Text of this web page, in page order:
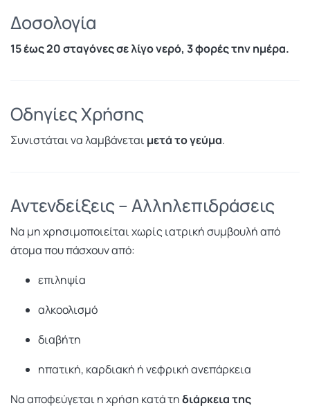
Δοσολογία
15 έως 20 σταγόνες σε λίγο νερό, 3 φορές την ημέρα.
Οδηγίες Χρήσης
Συνιστάται να λαμβάνεται μετά το γεύμα.
Αντενδείξεις – Αλληλεπιδράσεις
Να μη χρησιμοποιείται χωρίς ιατρική συμβουλή από
άτομα που πάσχουν από:
επιληψία
αλκοολισμό
διαβήτη
ηπατική, καρδιακή ή νεφρική ανεπάρκεια
Να αποφεύγεται η χρήση κατά τηδιάρκεια της